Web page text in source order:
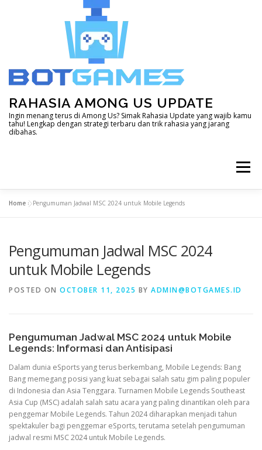
RAHASIA AMONG US UPDATE
Ingin menang terus di Among Us? Simak Rahasia Update yang wajib kamu
tahu! Lengkap dengan strategi terbaru dan trik rahasia yang jarang
dibahas.
Menu
LAIN – LAIN MINECRAFT MOBILE LEGEND
Home »Pengumuman Jadwal MSC 2024 untuk Mobile Legends
Pengumuman Jadwal MSC 2024
untuk Mobile Legends
POSTED ON OCTOBER 11, 2025 BY ADMIN@BOTGAMES.ID
Pengumuman Jadwal MSC 2024 untuk Mobile
Legends: Informasi dan Antisipasi
Dalam dunia eSports yang terus berkembang, Mobile Legends: Bang
Bang memegang posisi yang kuat sebagai salah satu gim paling populer
di Indonesia dan Asia Tenggara. Turnamen Mobile Legends Southeast
Asia Cup (MSC) adalah salah satu acara yang paling dinantikan oleh para
penggemar Mobile Legends. Tahun 2024 diharapkan menjadi tahun
spektakuler bagi penggemar eSports, terutama setelah pengumuman
jadwal resmi MSC 2024 untuk Mobile Legends.